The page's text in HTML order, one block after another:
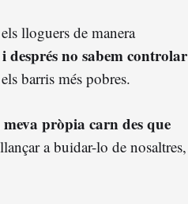
lloguers de manera
i després no sabem controlar
barris més pobres.
pròpia carn des que
a buidar-lo de nosaltres,